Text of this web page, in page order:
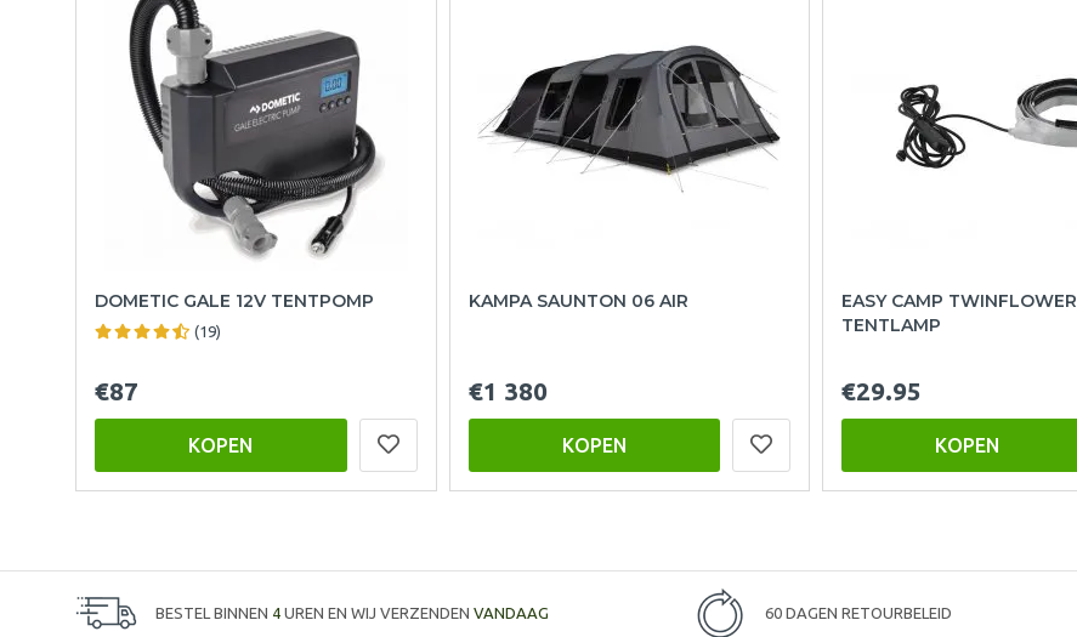
DOMETIC GALE 12V TENTPOMP
(19)
€87
KOPEN
KAMPA SAUNTON 06 AIR
€1 380
KOPEN
EASY CAMP TWINFLOWER
TENTLAMP
€29.95
KOPEN
BESTEL BINNEN 4 UREN EN WIJ VERZENDEN VANDAAG 60 DAGEN RETOURBELEID